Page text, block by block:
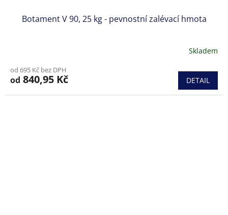
Botament V 90, 25 kg - pevnostní zalévací hmota
Skladem
od 695 Kč bez DPH
od 840,95 Kč DETAIL